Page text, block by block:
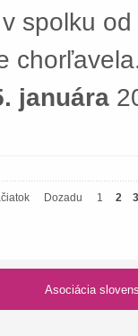
spolku
januára
Dozadu 1 2 3